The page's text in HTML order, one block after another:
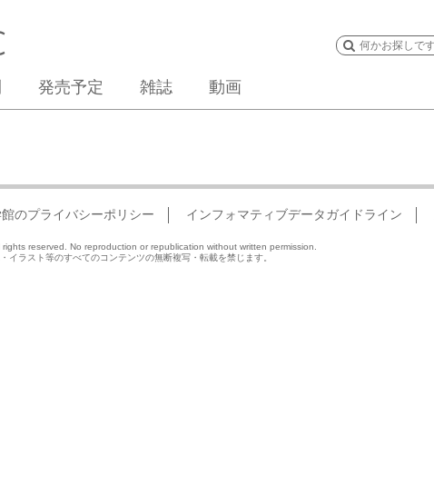
発売予定 雑誌 動画
のプライバシーポリシー インフォマティブデータガイドライン
reserved. No reproduction or republication without written permission.
イラスト等のすべてのコンテンツの無断複写・転載を禁じます。